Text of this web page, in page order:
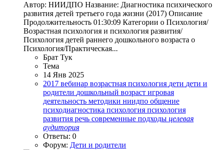
Автор: НИИДПО Название: Диагностика психического
развития детей третьего года жизни (2017) Описание
Продолжительность 01:30:09 Категории o Психология/
Возрастная психология и психология развития/
Психология детей раннего дошкольного возраста o
Психология/Практическая...
Брат Тук
Тема
14 Янв 2025
2017 вебинар возрастная психология дети дети и
родители дошкольный возраст игровая
деятельность методики ниидпо общение
психодиагностика психология психология
развития речь современные подходы целевая
аудитория
Ответы: 0
Форум: Дети и родители